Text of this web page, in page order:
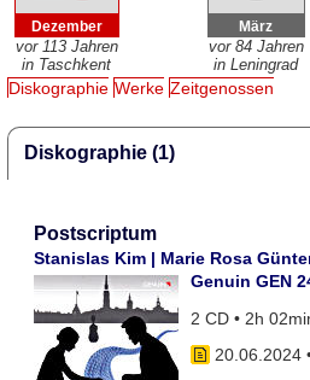
Dezember
vor 113 Jahren
in Taschkent
März
vor 84 Jahren
in Leningrad
Diskographie Werke Zeitgenossen
Diskographie (1)
Postscriptum
Stanislas Kim | Marie Rosa
Genuin GEN
2 CD • 2h
20.06.2024